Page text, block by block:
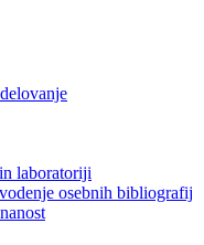
laboratoriji
osebnih bibliografij